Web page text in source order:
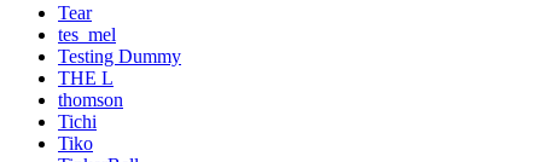
Tear
tes_mel
Testing Dummy
THE L
thomson
Tichi
Tiko